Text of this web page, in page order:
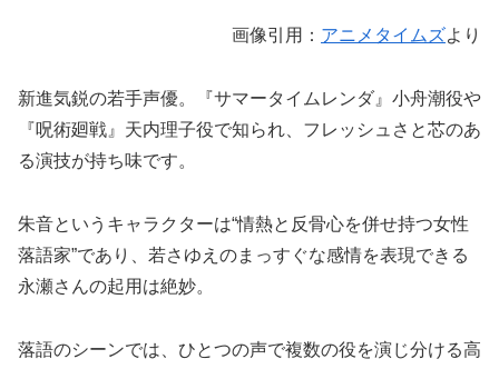
画像引用： アニメタイムズより
新進気鋭の若手声優。『サマータイムレンダ』小舟潮役や
『呪術廻戦』天内理子役で知られ、フレッシュさと芯のあ
る演技が持ち味です。
朱音というキャラクターは“情熱と反骨心を併せ持つ女性
落語家”であり、若さゆえのまっすぐな感情を表現できる
永瀬さんの起用は絶妙。
落語のシーンでは、ひとつの声で複数の役を演じ分ける高